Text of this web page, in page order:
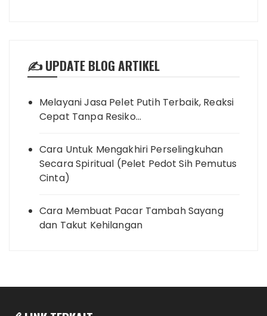
✍️ UPDATE BLOG ARTIKEL
Melayani Jasa Pelet Putih Terbaik, Reaksi
Cepat Tanpa Resiko…
Cara Untuk Mengakhiri Perselingkuhan
Secara Spiritual (Pelet Pedot Sih Pemutus
Cinta)
Cara Membuat Pacar Tambah Sayang
dan Takut Kehilangan